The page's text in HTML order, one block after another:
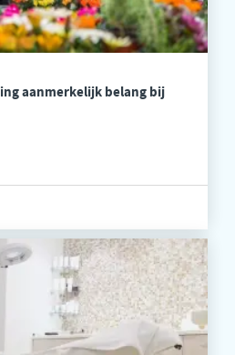
aanmerkelijk belang bij